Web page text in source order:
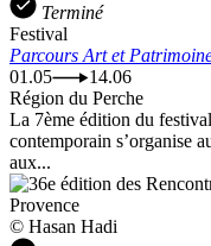
Terminé
Festival
Parcours Art et
01.05
14.06
Région du Perche
La 7ème édition du
contemporain s’organise
aux...
© Hasan Hadi